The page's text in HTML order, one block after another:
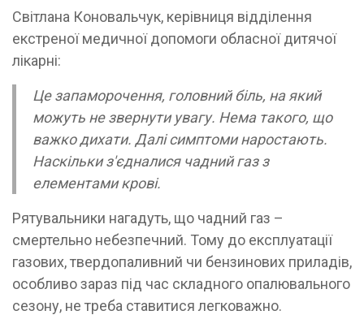
Світлана Коновальчук, керівниця відділення
екстреної медичної допомоги обласної дитячої
лікарні:
Це запаморочення, головний біль, на який
можуть не звернути увагу. Нема такого, що
важко дихати. Далі симптоми наростають.
Наскільки з'єдналися чадний газ з
елементами крові.
Рятувальники нагадуть, що чадний газ –
смертельно небезпечний. Тому до експлуатації
газових, твердопаливний чи бензинових приладів,
особливо зараз під час складного опалювального
сезону, не треба ставитися легковажно.